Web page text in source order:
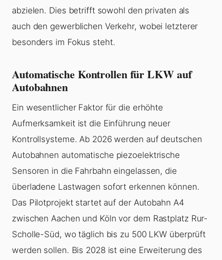
abzielen. Dies betrifft sowohl den privaten als
auch den gewerblichen Verkehr, wobei letzterer
besonders im Fokus steht.
Automatische Kontrollen für LKW auf
Autobahnen
Ein wesentlicher Faktor für die erhöhte
Aufmerksamkeit ist die Einführung neuer
Kontrollsysteme. Ab 2026 werden auf deutschen
Autobahnen automatische piezoelektrische
Sensoren in die Fahrbahn eingelassen, die
überladene Lastwagen sofort erkennen können.
Das Pilotprojekt startet auf der Autobahn A4
zwischen Aachen und Köln vor dem Rastplatz Rur-
Scholle-Süd, wo täglich bis zu 500 LKW überprüft
werden sollen. Bis 2028 ist eine Erweiterung des